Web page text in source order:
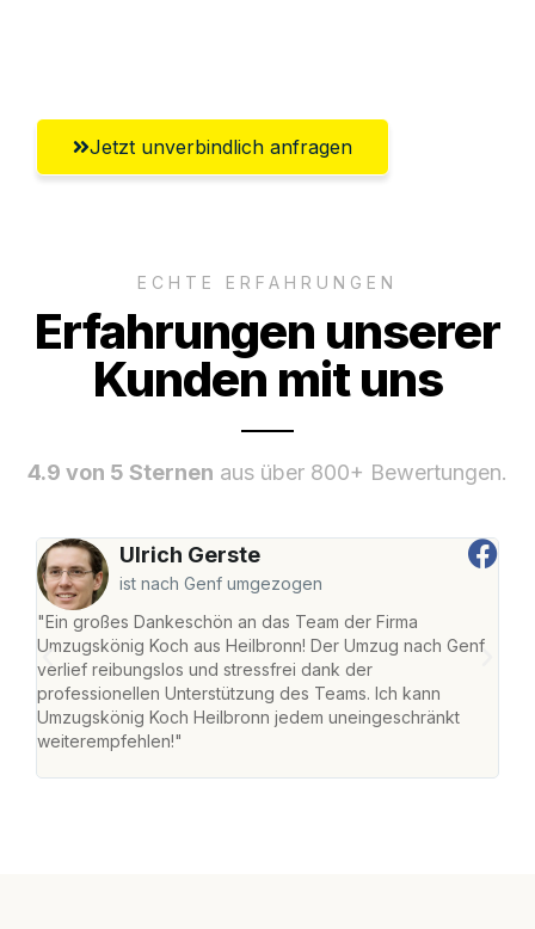
Jetzt unverbindlich anfragen
ECHTE ERFAHRUNGEN
Erfahrungen unserer
Kunden mit uns
4.9 von 5 Sternen aus über 800+ Bewertungen.
Ulrich Gerste
ist nach Genf umgezogen
"Ein großes Dankeschön an das Team der Firma
Umzugskönig Koch aus Heilbronn! Der Umzug nach Genf
verlief reibungslos und stressfrei dank der
professionellen Unterstützung des Teams. Ich kann
Umzugskönig Koch Heilbronn jedem uneingeschränkt
weiterempfehlen!"